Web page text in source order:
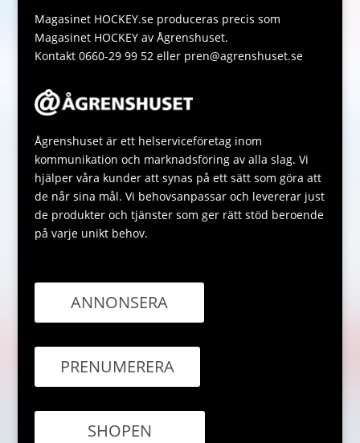
Magasinet HOCKEY.se produceras precis som
Magasinet HOCKEY av Ågrenshuset.
Kontakt 0660-29 99 52 eller pren@agrenshuset.se
Ågrenshuset är ett helserviceföretag inom
kommunikation och marknadsföring av alla slag. Vi
hjälper våra kunder att synas på ett sätt som göra att
de når sina mål. Vi behovsanpassar och levererar just
de produkter och tjänster som ger rätt stöd beroende
på varje unikt behov.
ANNONSERA
PRENUMERERA
SHOPEN